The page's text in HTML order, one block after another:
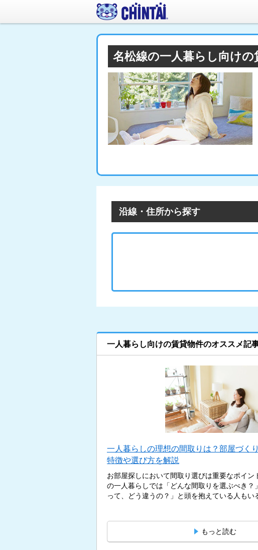
名松線の一人暮らし向けの
沿線・住所から探す
一人暮らし向けの賃貸物件のオススメ記
一人暮らしの理想の間取りは？部屋づく
特徴や選び方を解説
お部屋探しにおいて間取り選びは重要なポイン
の一人暮らしでは「どんな間取りを選ぶべき？
って、どう違うの？」と頭を抱えている人もい
もっと読む